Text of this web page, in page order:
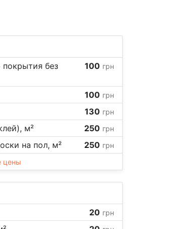
покрытия без
100 грн
100 грн
130 грн
м² 250 грн
на пол, м² 250 грн
цены
20 грн